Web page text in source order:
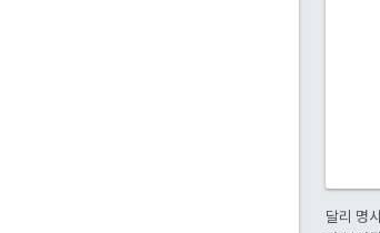
달리 명